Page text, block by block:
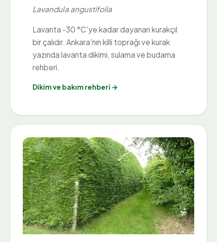
Lavandula angustifolia
Lavanta -30 °C'ye kadar dayanan kurakçıl
bir çalıdır. Ankara'nın killi toprağı ve kurak
yazında lavanta dikimi, sulama ve budama
rehberi.
Dikim ve bakım rehberi →